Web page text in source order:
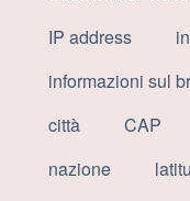
IP address
informazioni sul
città
CAP
nazione